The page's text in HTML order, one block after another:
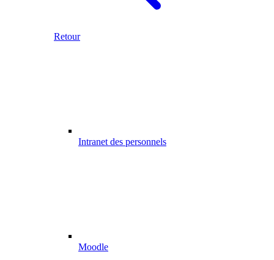
Retour
Intranet des personnels
Moodle